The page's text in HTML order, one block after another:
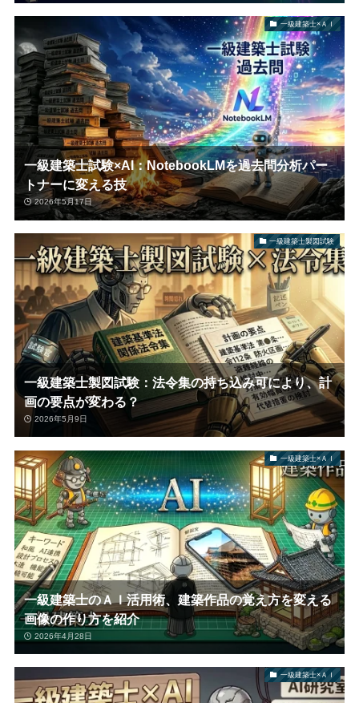
一級建築士×ＡＩ
一級建築士試験×AI：NotebookLMを過去問分析パー
トナーに変える技
2026年5月17日
一級建築士製図試験
一級建築士製図試験：法令集の持ち込み可により、計
画の要点が変わる？
2026年5月9日
一級建築士×ＡＩ
一級建築士のＡＩ活用術、建築作品の覚え方を変える
画像の作り方を紹介
2026年4月28日
一級建築士×ＡＩ